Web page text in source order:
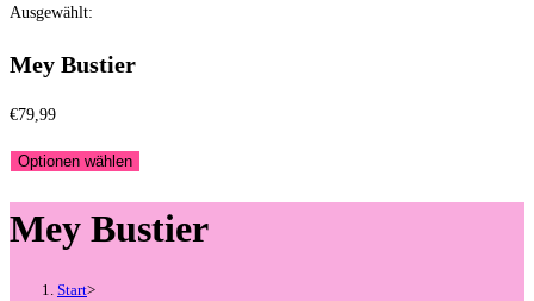
durchsuchen
Ausgewählt:
Mey Bustier
€79,99
Optionen wählen
Mey Bustier
Start>